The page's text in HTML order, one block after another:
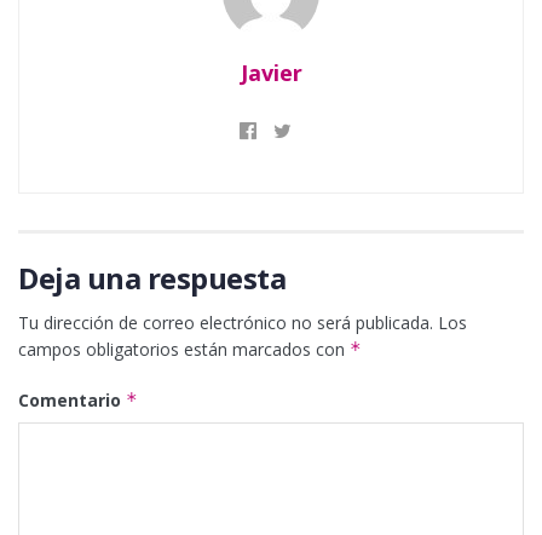
Javier
Deja una respuesta
Tu dirección de correo electrónico no será publicada. Los
campos obligatorios están marcados con *
Comentario *